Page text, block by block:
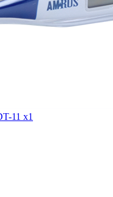
11 x1